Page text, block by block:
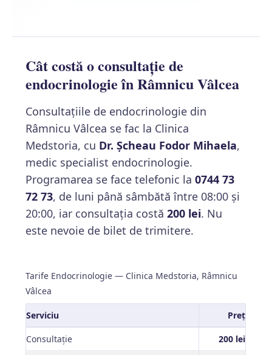
Cât costă o consultație de
endocrinologie în Râmnicu Vâlcea
Consultațiile de endocrinologie din
Râmnicu Vâlcea se fac la Clinica
Medstoria, cu Dr. Șcheau Fodor Mihaela,
medic specialist endocrinologie.
Programarea se face telefonic la0744 73
72 73, de luni până sâmbătă între 08:00 și
20:00, iar consultația costă200 lei. Nu
este nevoie de bilet de trimitere.
Tarife Endocrinologie — Clinica Medstoria, Râmnicu
Vâlcea
Serviciu Preț
Consultație
200 lei